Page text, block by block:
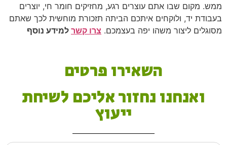
ממש. מקום שבו אתם עוצרים רגע, מחזיקים חומר חי, יוצרים
בעבודת יד, ולוקחים איתכם הביתה תזכורת מוחשית לכך שאתם
מסוגלים ליצור משהו יפה בעצמכם. צרו קשר למידע נוסף
השאירו פרטים
ואנחנו נחזור אליכם לשיחת
ייעוץ